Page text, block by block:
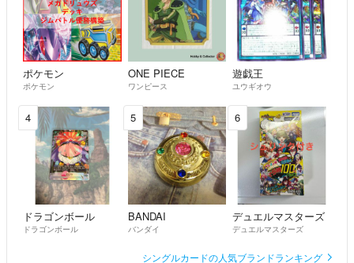
ポケモン
ポケモン
ONE PIECE
ワンピース
遊戯王
ユウギオウ
4
ドラゴンボール
ドラゴンボール
5
BANDAI
バンダイ
6
デュエルマスターズ
デュエルマスターズ
シングルカードの人気ブランドランキング